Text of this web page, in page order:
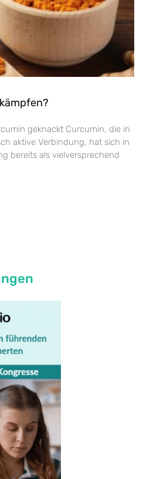
geknackt Curcumin, die in
aktive Verbindung, hat sich in
bereits als vielversprechend